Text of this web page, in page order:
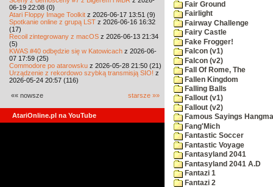
06-19 22:08 (0)
Atari Floppy Image Toolkit z 2026-06-17 13:51 (9)
Spotkanie online z grupą LST z 2026-06-16 16:32
(17)
Recoil zintegrowany z macOS z 2026-06-13 21:34
(5)
KWAS #40 odbędzie się w Katowicach z 2026-06-
07 17:59 (25)
Commodore po atarowsku z 2026-05-28 21:50 (21)
Urządzenie z rekordowo szybką transmisją SIO! z
2026-05-24 20:57 (116)
«« nowsze starsze »»
AtariOnline.pl na YouTube
Fair Ground
Fairlight
Fairway Challenge
Fairy Castle
Fake Frogger!
Falcon (v1)
Falcon (v2)
Fall Of Rome, The
Fallen Kingdom
Falling Balls
Fallout (v1)
Fallout (v2)
Famous Sayings
Fang'Mich
Fantastic Soccer
Fantastic Voyage
Fantasyland 2041
Fantasyland 2041 A.D
Fantazi 1
Fantazi 2